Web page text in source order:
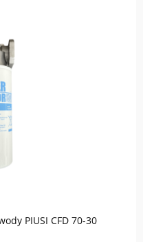
PIUSI CFD 70-30